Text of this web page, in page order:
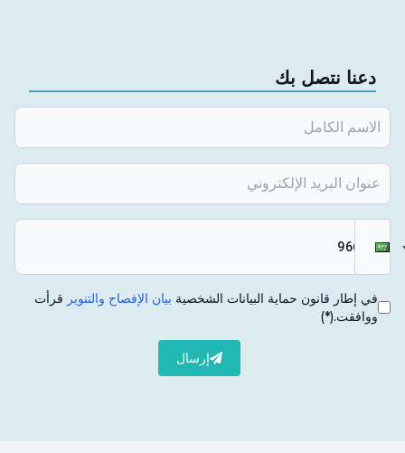
دعنا نتصل بك
في إطار قانون حماية البيانات الشخصية بيان الإفصاح والتنوير قرأت
ووافقت.(*)
إرسال